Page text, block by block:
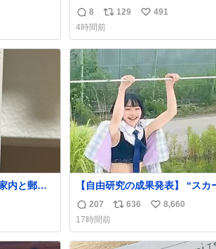
グが欲し
でめちゃ
で買っ
してるし
！！！
戦」には都市伝説が隠されてい
れない。 web-mu.jp/news/
返
信
数
8
リ
ポ
ス
ト
数
129
い
ね
数
491
4時間前
内と郵便
か買う選
めてた2万
気になっ
ので、自
【自由研究の成果発表】 “スカ
って広がるが、岡澤恋によって
広がらずに回転が可能なことが
返
信
数
207
リ
ス
636
い
ね
8,660
17時間前